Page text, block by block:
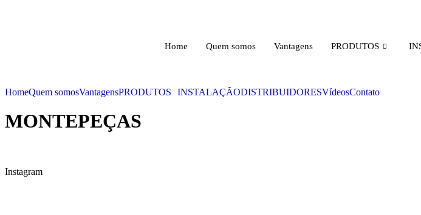
Home Quem somos Vantagens PRODUTOS
HomeQuem somosVantagensPRODUTOS INSTALAÇÃODISTRIBUIDORESVídeosContato
MONTEPEÇAS
Instagram